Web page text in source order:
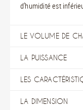
d’humidité est
LE VOLUME DE
LA PUISSANCE
LES
LA DIMENSION